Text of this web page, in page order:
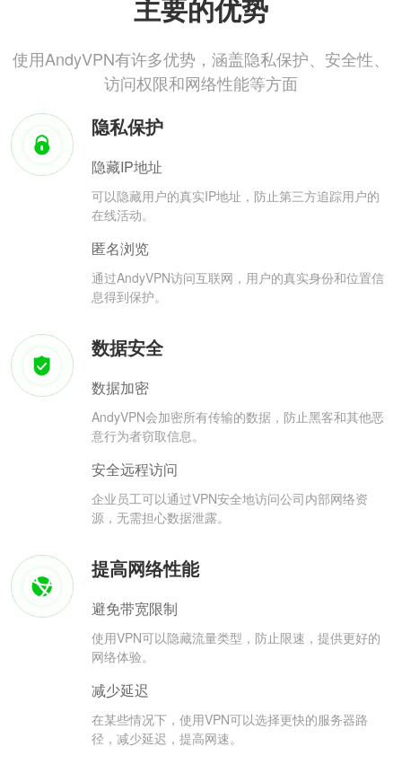
主要的优势
使用AndyVPN有许多优势，涵盖隐私保护、安全性、
访问权限和网络性能等方面
隐私保护
隐藏IP地址
可以隐藏用户的真实IP地址，防止第三方追踪用户的
在线活动。
匿名浏览
通过AndyVPN访问互联网，用户的真实身份和位置信
息得到保护。
数据安全
数据加密
AndyVPN会加密所有传输的数据，防止黑客和其他恶
意行为者窃取信息。
安全远程访问
企业员工可以通过VPN安全地访问公司内部网络资
源，无需担心数据泄露。
提高网络性能
避免带宽限制
使用VPN可以隐藏流量类型，防止限速，提供更好的
网络体验。
减少延迟
在某些情况下，使用VPN可以选择更快的服务器路
径，减少延迟，提高网速。